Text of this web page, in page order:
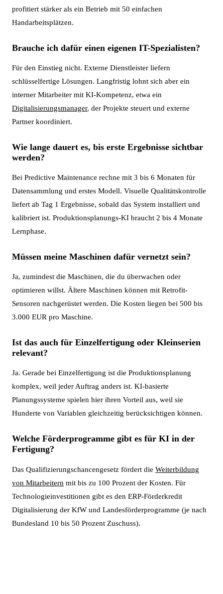
profitiert stärker als ein Betrieb mit 50 einfachen
Handarbeitsplätzen.
Brauche ich dafür einen eigenen IT-Spezialisten?
Für den Einstieg nicht. Externe Dienstleister liefern
schlüsselfertige Lösungen. Langfristig lohnt sich aber ein
interner Mitarbeiter mit KI-Kompetenz, etwa ein
Digitalisierungsmanager, der Projekte steuert und externe
Partner koordiniert.
Wie lange dauert es, bis erste Ergebnisse sichtbar
werden?
Bei Predictive Maintenance rechne mit 3 bis 6 Monaten für
Datensammlung und erstes Modell. Visuelle Qualitätskontrolle
liefert ab Tag 1 Ergebnisse, sobald das System installiert und
kalibriert ist. Produktionsplanungs-KI braucht 2 bis 4 Monate
Lernphase.
Müssen meine Maschinen dafür vernetzt sein?
Ja, zumindest die Maschinen, die du überwachen oder
optimieren willst. Ältere Maschinen können mit Retrofit-
Sensoren nachgerüstet werden. Die Kosten liegen bei 500 bis
3.000 EUR pro Maschine.
Ist das auch für Einzelfertigung oder Kleinserien
relevant?
Ja. Gerade bei Einzelfertigung ist die Produktionsplanung
komplex, weil jeder Auftrag anders ist. KI-basierte
Planungssysteme spielen hier ihren Vorteil aus, weil sie
Hunderte von Variablen gleichzeitig berücksichtigen können.
Welche Förderprogramme gibt es für KI in der
Fertigung?
Das Qualifizierungschancengesetz fördert die Weiterbildung
von Mitarbeitern mit bis zu 100 Prozent der Kosten. Für
Technologieinvestitionen gibt es den ERP-Förderkredit
Digitalisierung der KfW und Landesförderprogramme (je nach
Bundesland 10 bis 50 Prozent Zuschuss).